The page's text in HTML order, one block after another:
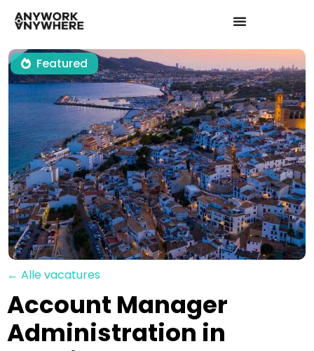
Featured
← Alle vacatures
Account Manager
Administration in